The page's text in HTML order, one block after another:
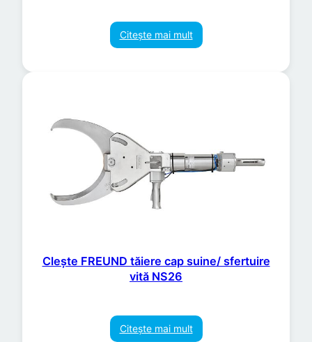
Citește mai mult
Clește FREUND tăiere cap suine/ sfertuire
vită NS26
Citește mai mult